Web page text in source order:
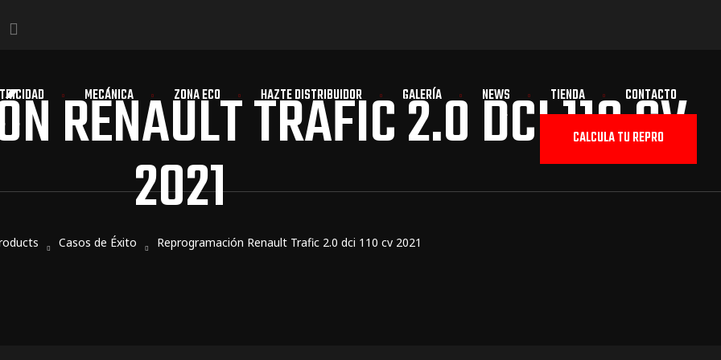
MECÁNICA ZONA ECO HAZTE DISTRIBUIDOR GALERÍA NEWS TIENDA CONTACTO
CALCULA TU REPRO
RENAULT TRAFIC 2.0 DCI 110 CV
2021
Casos de Éxito Reprogramación Renault Trafic 2.0 dci 110 cv 2021